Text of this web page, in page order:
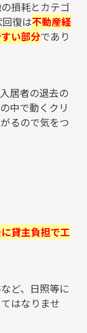
損耗とカテゴ
復は不動産経
い部分であり
居者の退去の
中で動くクリ
るので気をつ
貸主負担で工
ど、日照等に
はなりませ